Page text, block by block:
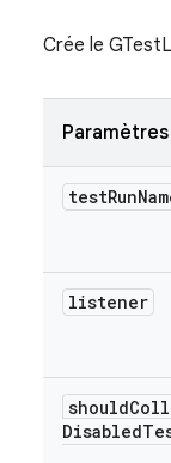
Crée le
Paramètres
testRun
listener
should
Disabled